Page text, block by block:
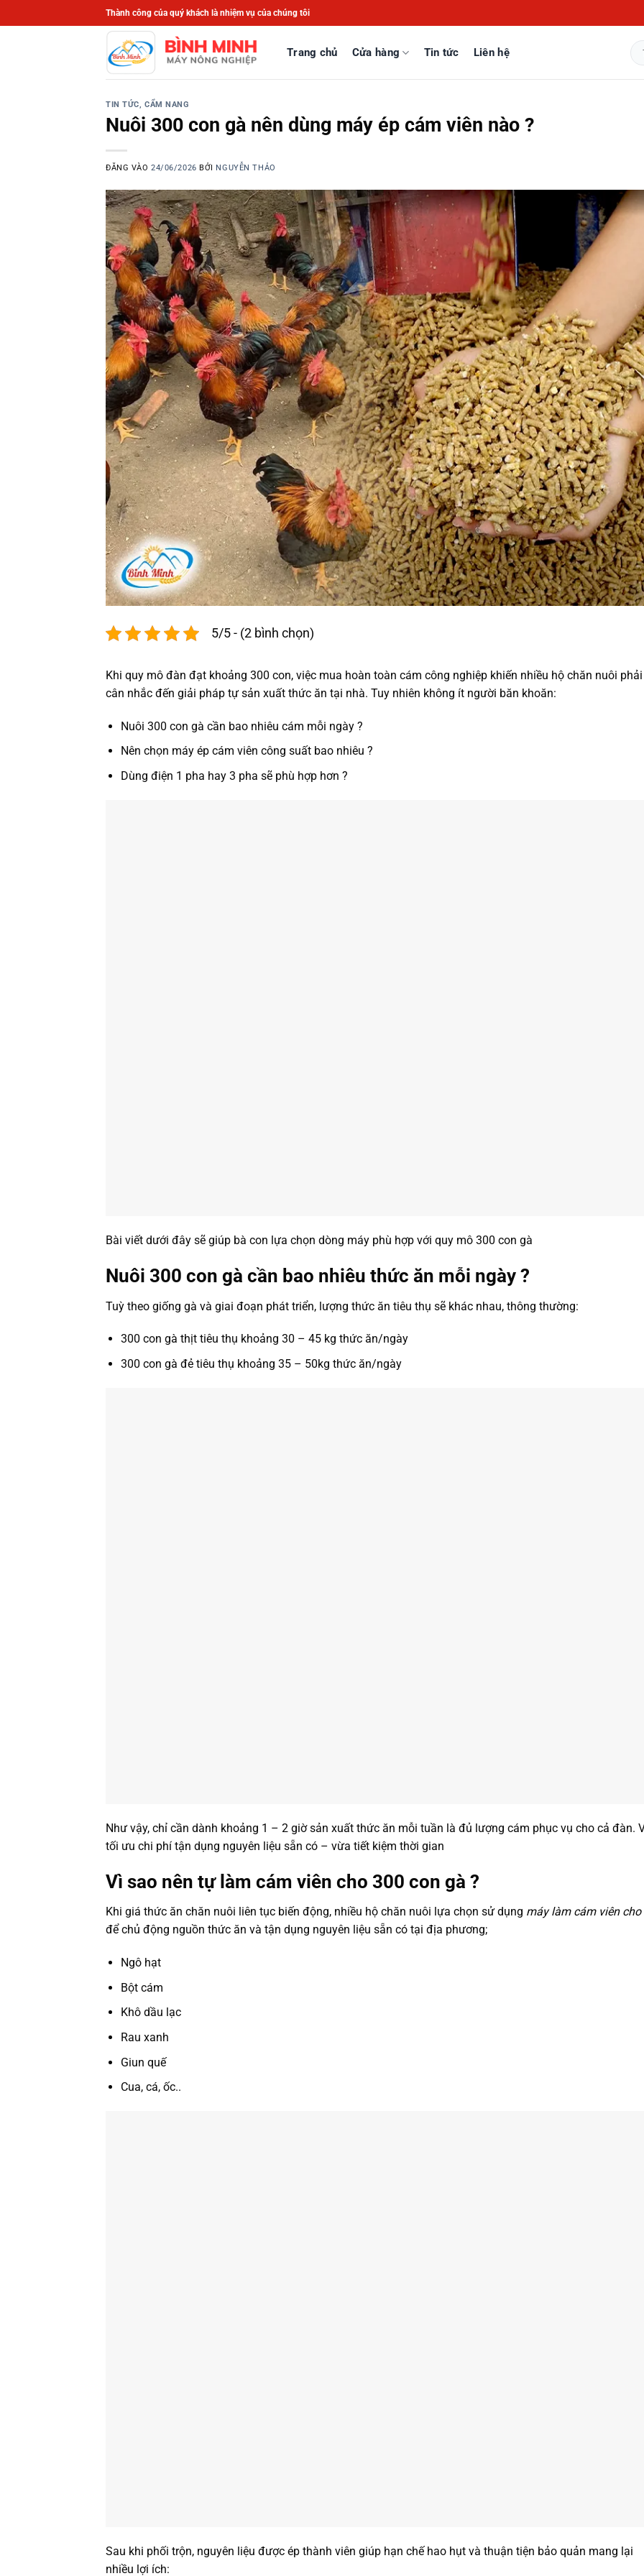
qua
Thành công của quý khách là nhiệm vụ của chúng tôi
Trang chủ Cửa hàng Tin tức Liên hệ
Tìm
TIN TỨC, CẨM NANG
Nuôi 300 con gà nên dùng máy ép cám viên nào ?
ĐĂNG VÀO24/06/2026 BỞI NGUYỄN THẢO
5/5 - (2 bình chọn)
Khi quy mô đàn đạt khoảng 300 con, việc mua hoàn toàn cám công nghiệp khiến nhiều hộ chăn nuôi phải
cân nhắc đến giải pháp tự sản xuất thức ăn tại nhà. Tuy nhiên không ít người băn khoăn:
Nuôi 300 con gà cần bao nhiêu cám mỗi ngày ?
Nên chọn máy ép cám viên công suất bao nhiêu ?
Dùng điện 1 pha hay 3 pha sẽ phù hợp hơn ?
Bài viết dưới đây sẽ giúp bà con lựa chọn dòng máy phù hợp với quy mô 300 con gà
Nuôi 300 con gà cần bao nhiêu thức ăn mỗi ngày ?
Tuỳ theo giống gà và giai đoạn phát triển, lượng thức ăn tiêu thụ sẽ khác nhau, thông thường:
300 con gà thịt tiêu thụ khoảng 30 – 45 kg thức ăn/ngày
300 con gà đẻ tiêu thụ khoảng 35 – 50kg thức ăn/ngày
Như vậy, chỉ cần dành khoảng 1 – 2 giờ sản xuất thức ăn mỗi tuần là đủ lượng cám phục vụ cho cả đàn.
tối ưu chi phí tận dụng nguyên liệu sẵn có – vừa tiết kiệm thời gian
Vì sao nên tự làm cám viên cho 300 con gà ?
Khi giá thức ăn chăn nuôi liên tục biến động, nhiều hộ chăn nuôi lựa chọn sử dụng máy làm cám viên cho
để chủ động nguồn thức ăn và tận dụng nguyên liệu sẵn có tại địa phương;
Ngô hạt
Bột cám
Khô dầu lạc
Rau xanh
Giun quế
Cua, cá, ốc..
Sau khi phối trộn, nguyên liệu được ép thành viên giúp hạn chế hao hụt và thuận tiện bảo quản mang lại
nhiều lợi ích: